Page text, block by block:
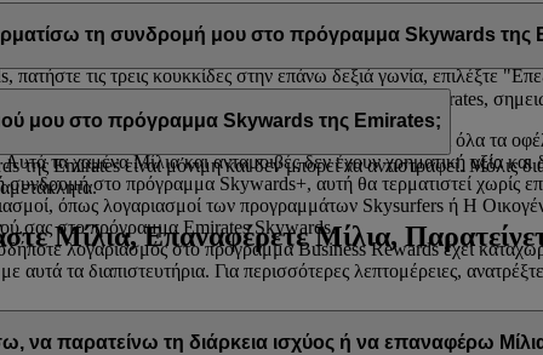
τη συνδρομή σας στο πρόγραμμα Skywards της Emirates ανά πάσα
και θα βρείτε την
τις τρεις κουκκίδες στην επάνω δεξιά γωνία, επιλέξτε
βοηθήσουν.
τη συνδρομή μου στο πρόγραμμα Skywards της
τη συνδρομή σας στο πρόγραμμα Skywards της Emirates,
αχρησιμοποίητα Μίλια και οι ανταμοιβές σας, καθώς και όλα τα
τα χαμένα Μίλια και ανταμοιβές δεν έχουν χρηματική αξία
στο πρόγραμμα Skywards+, αυτή θα τερματιστεί χωρίς
όπως λογαριασμοί των προγραμμάτων Skysurfers ή Η
σας στο πρόγραμμα Emirates Skywards.
λογαριασμός στο πρόγραμμα Business Rewards έχει
αυτά τα διαπιστευτήρια. Για περισσότερες λεπτομέρειες,
μου στο πρόγραμμα Skywards της Emirates;
Emirates είναι μόνιμη και δεν μπορεί να αντιστραφεί. Μόλις
Μίλια, Επαναφέρετε Μίλια,
παρατείνω τη διάρκεια ισχύος ή να επαναφέρω